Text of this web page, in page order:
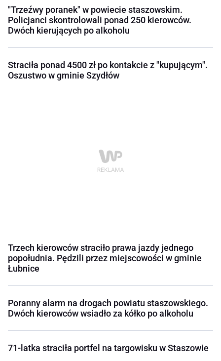
"Trzeźwy poranek" w powiecie staszowskim.
Policjanci skontrolowali ponad 250 kierowców.
Dwóch kierujących po alkoholu
Straciła ponad 4500 zł po kontakcie z "kupującym".
Oszustwo w gminie Szydłów
Trzech kierowców straciło prawa jazdy jednego
popołudnia. Pędzili przez miejscowości w gminie
Łubnice
Poranny alarm na drogach powiatu staszowskiego.
Dwóch kierowców wsiadło za kółko po alkoholu
71-latka straciła portfel na targowisku w Staszowie